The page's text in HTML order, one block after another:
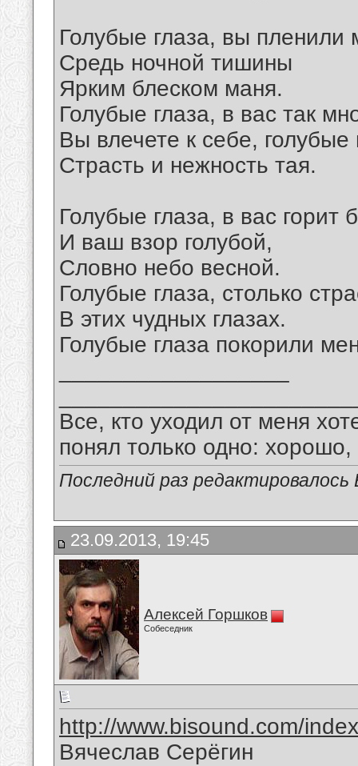
Голубые глаза, вы пленили
Средь ночной тишины
Ярким блеском маня.
Голубые глаза, в вас так
Вы влечете к себе, голубые
Страсть и нежность тая.
Голубые глаза, в вас горит
И ваш взор голубой,
Словно небо весной.
Голубые глаза, столько
В этих чудных глазах.
Голубые глаза покорили
Все, кто уходил от меня
понял только одно:
Последний раз
23.09.2013, 19:45
Алексей Горшков
Собеседник
http://www.bisound.com/
Вячеслав Серёгин